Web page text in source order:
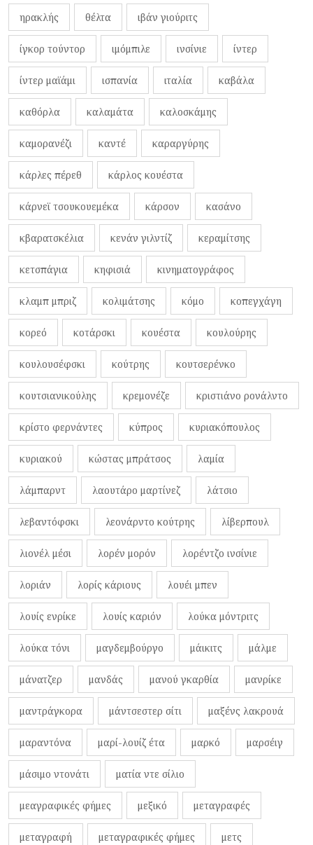
ηρακλής θέλτα ιβάν γιούριτς
ίγκορ τούντορ ιμόμπιλε ινσίνιε ίντερ
ίντερ μαϊάμι ισπανία ιταλία καβάλα
καθόρλα καλαμάτα καλοσκάμης
καμορανέζι καντέ καραργύρης
κάρλες πέρεθ κάρλος κουέστα
κάρνεϊ τσουκουεμέκα κάρσον κασάνο
κβαρατσκέλια κενάν γιλντίζ κεραμίτσης
κετσπάγια κηφισιά κινηματογράφος
κλαμπ μπριζ κολιμάτσης κόμο κοπεγχάγη
κορεό κοτάρσκι κουέστα κουλούρης
κουλουσέφσκι κούτρης κουτσερένκο
κουτσιανικούλης κρεμονέζε κριστιάνο ρονάλντο
κρίστο φερνάντες κύπρος κυριακόπουλος
κυριακού κώστας μπράτσος λαμία
λάμπαρντ λαουτάρο μαρτίνεζ λάτσιο
λεβαντόφσκι λεονάρντο κούτρης λίβερπουλ
λιονέλ μέσι λορέν μορόν λορέντζο ινσίνιε
λοριάν λορίς κάριους λουέι μπεν
λουίς ενρίκε λουίς καριόν λούκα μόντριτς
λούκα τόνι μαγδεμβούργο μάικιτς μάλμε
μάνατζερ μανδάς μανού γκαρθία μανρίκε
μαντράγκορα μάντσεστερ σίτι μαξένς λακρουά
μαραντόνα μαρί-λουίζ έτα μαρκό μαρσέιγ
μάσιμο ντονάτι ματία ντε σίλιο
μεαγραφικές φήμες μεξικό μεταγραφές
μεταγραφή μεταγραφικές φήμες μετς